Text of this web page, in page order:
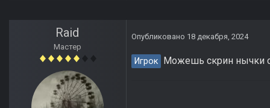
Raid
Мастер
Опубликовано 18 декабря, 2024
Игрок Можешь скрин нычки